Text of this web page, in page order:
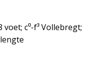
c⁰-f³ Vollebregt;